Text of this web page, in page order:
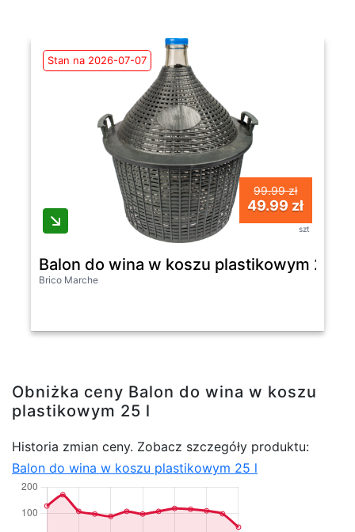
Stan na 2026-07-07
99.99 zł
49.99 zł
szt
Balon do wina w koszu plastikowym 25 l
Brico Marche
Obniżka ceny Balon do wina w koszu
plastikowym 25 l
Historia zmian ceny. Zobacz szczegóły produktu:
Balon do wina w koszu plastikowym 25 l